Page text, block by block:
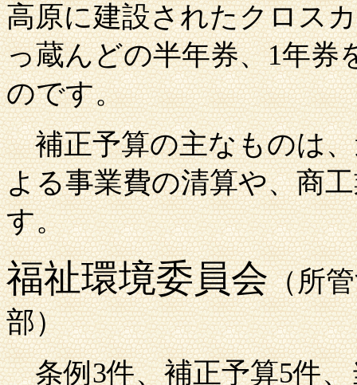
高原に建設されたクロス
っ蔵んどの半年券、1年券
のです。
補正予算の主なものは、
よる事業費の清算や、商
す。
福祉環境委員会（所
部）
条例3件、補正予算5件